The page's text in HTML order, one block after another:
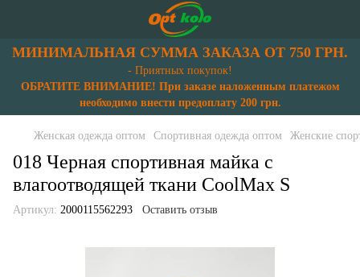
МИНИМАЛЬНАЯ СУММА ЗАКАЗА ОТ 750 ГРН.
- Приятных покупок!
ОБРАТИТЕ ВНИМАНИЕ! При заказе наложенным платежом
необходимо внести предоплату 200 грн.
Женская одежда оптом Спортивная одежда оптом Женские
018 Черная спортивная майка с
влагоотводящей ткани CoolMax S
Артикул: 2000115562293 Оставить отзыв